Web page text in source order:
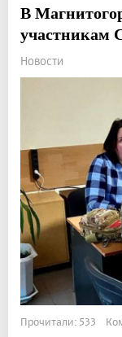
В
участникам
Новости
Прочитали: 533